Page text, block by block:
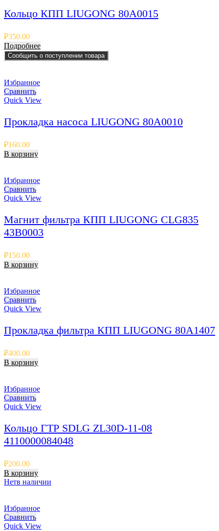
Кольцо КПП LIUGONG 80A0015
₽350.00
Подробнее
Сообщить о поступлении товара
Избранное
Сравнить
Quick View
Прокладка насоса LIUGONG 80A0010
₽160.00
В корзину
Избранное
Сравнить
Quick View
Магнит фильтра КПП LIUGONG CLG835
43B0003
₽150.00
В корзину
Избранное
Сравнить
Quick View
Прокладка фильтра КПП LIUGONG 80A1407
₽400.00
В корзину
Избранное
Сравнить
Quick View
Кольцо ГТР SDLG ZL30D-11-08
4110000084048
₽200.00
В корзину
Нетв наличии
Избранное
Сравнить
Quick View